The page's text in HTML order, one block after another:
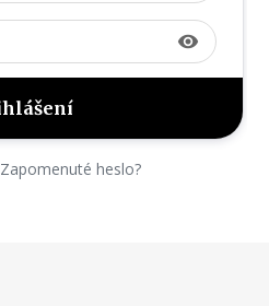
visibility
Zapomenuté heslo?